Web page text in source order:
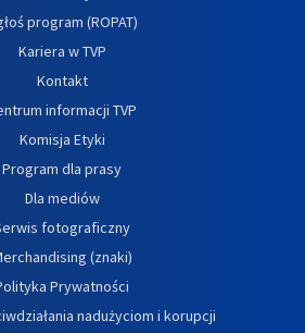
program (ROPAT)
Kariera w TVP
Kontakt
informacji TVP
Komisja Etyki
Program dla prasy
Dla mediów
fotograficzny
(znaki)
Prywatności
nadużyciom i korupcji